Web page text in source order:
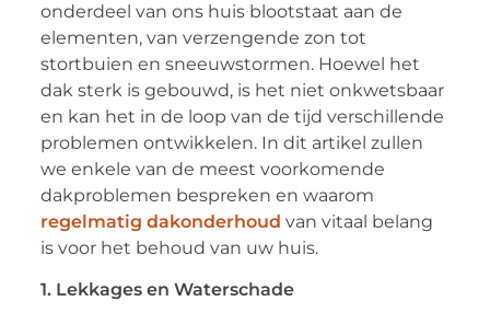
onderdeel van ons huis blootstaat aan de
elementen, van verzengende zon tot
stortbuien en sneeuwstormen. Hoewel het
dak sterk is gebouwd, is het niet onkwetsbaar
en kan het in de loop van de tijd verschillende
problemen ontwikkelen. In dit artikel zullen
we enkele van de meest voorkomende
dakproblemen bespreken en waarom
regelmatig dakonderhoud van vitaal belang
is voor het behoud van uw huis.
1. Lekkages en Waterschade